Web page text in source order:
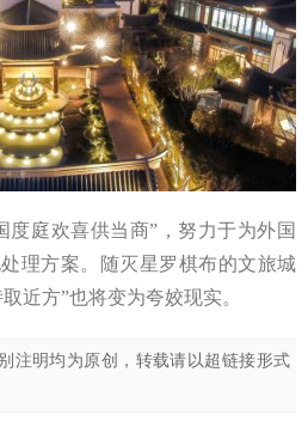
庭欢喜供当商”，努力于为外国
理方案。随灭星罗棋布的文旅城
近方”也将变为夸姣现实。
注明均为原创，转载请以超链接形式